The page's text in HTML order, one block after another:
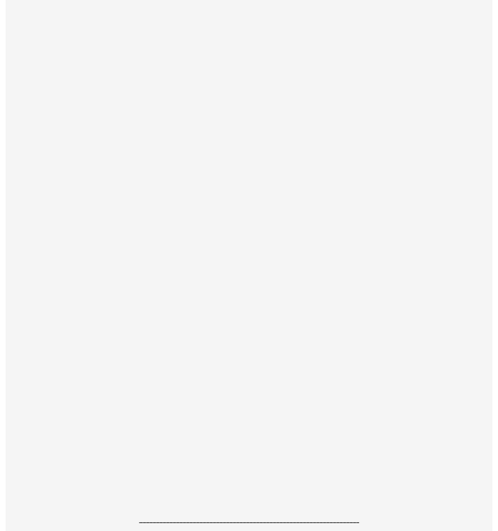
------------------------------------------------------------------